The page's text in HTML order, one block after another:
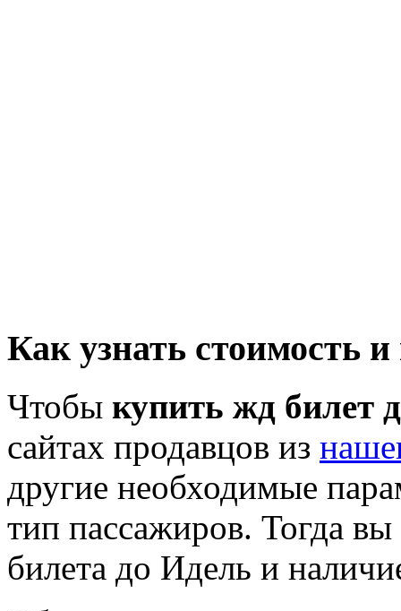
Как узнать стоимость
Чтобы купить жд билет
сайтах продавцов из
другие необходимые
тип пассажиров. Тогда
билета до Идель и